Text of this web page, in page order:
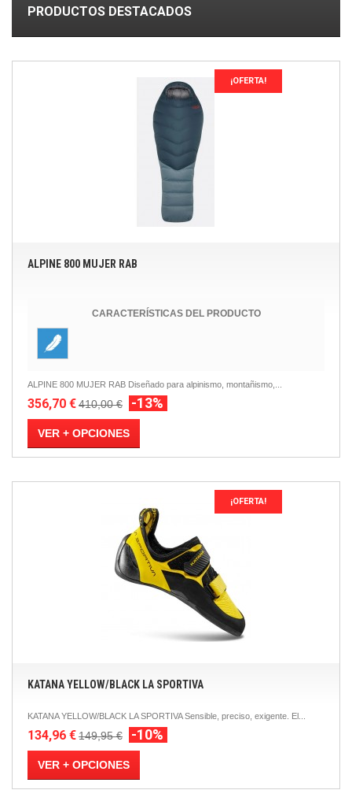
PRODUCTOS DESTACADOS
¡OFERTA!
ALPINE 800 MUJER RAB
CARACTERÍSTICAS DEL PRODUCTO
ALPINE 800 MUJER RAB Diseñado para alpinismo, montañismo,...
356,70 €410,00 € -13%
VER + OPCIONES
¡OFERTA!
KATANA YELLOW/BLACK LA SPORTIVA
KATANA YELLOW/BLACK LA SPORTIVA Sensible, preciso, exigente. El...
134,96 €149,95 € -10%
VER + OPCIONES